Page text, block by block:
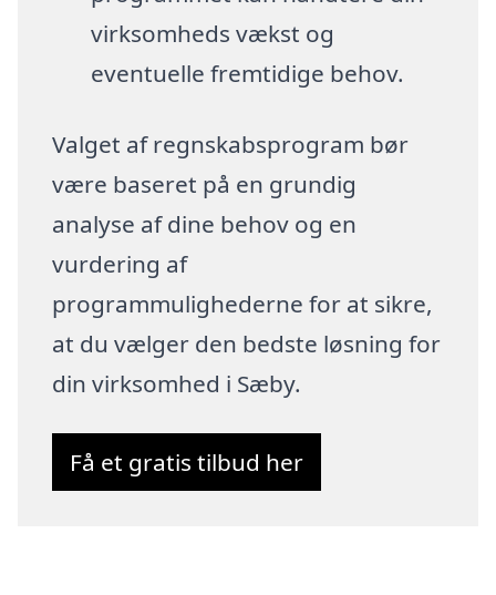
virksomheds vækst og
eventuelle fremtidige behov.
Valget af regnskabsprogram bør
være baseret på en grundig
analyse af dine behov og en
vurdering af
programmulighederne for at sikre,
at du vælger den bedste løsning for
din virksomhed i Sæby.
Få et gratis tilbud her